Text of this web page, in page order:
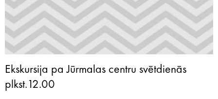
Ekskursija pa Jūrmalas centru svētdienās
plkst.12.00